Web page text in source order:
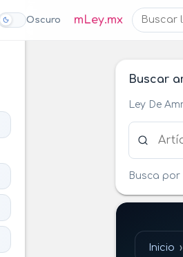
Oscuro mLey.mx
Buscar
Ley De
Buscar
Busca
Inicio